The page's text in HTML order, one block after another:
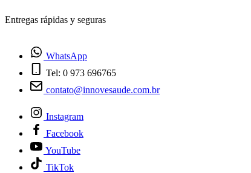
¿Tienes dudas? Habla con nosotros
WhatsApp
Tel: 0 973 696765
contato@innovesaude.com.br
Instagram
Facebook
YouTube
TikTok